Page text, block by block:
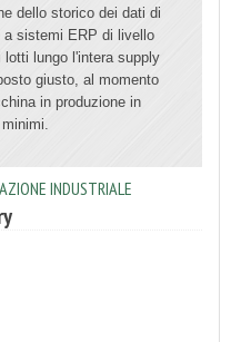
dello storico dei dati di
a sistemi ERP di livello
lungo l'intera supply
giusto, al momento
in produzione in
INDUSTRIALE